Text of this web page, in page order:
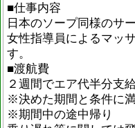
■仕事内容
日本のソープ同様のサ
女性指導員によるマッ
す。
■渡航費
２週間でエア代半分支
※決めた期間と条件に
※期間中の途中帰り